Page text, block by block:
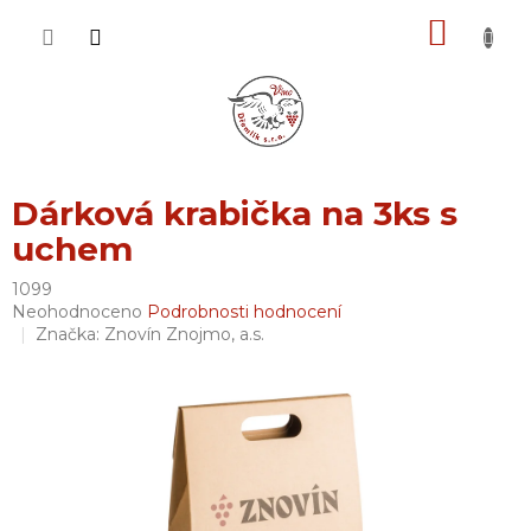
Dárková krabička na 3ks s
uchem
1099
Průměrné
hodnocení
Neohodnoceno Podrobnosti hodnocení
Značka: Znovín Znojmo, a.s.